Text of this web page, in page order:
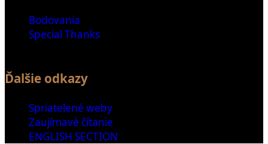
Bodovania
Special Thanks
Ďalšie odkazy
Spriatelené weby
Zaujímavé čítanie
ENGLISH SECTION